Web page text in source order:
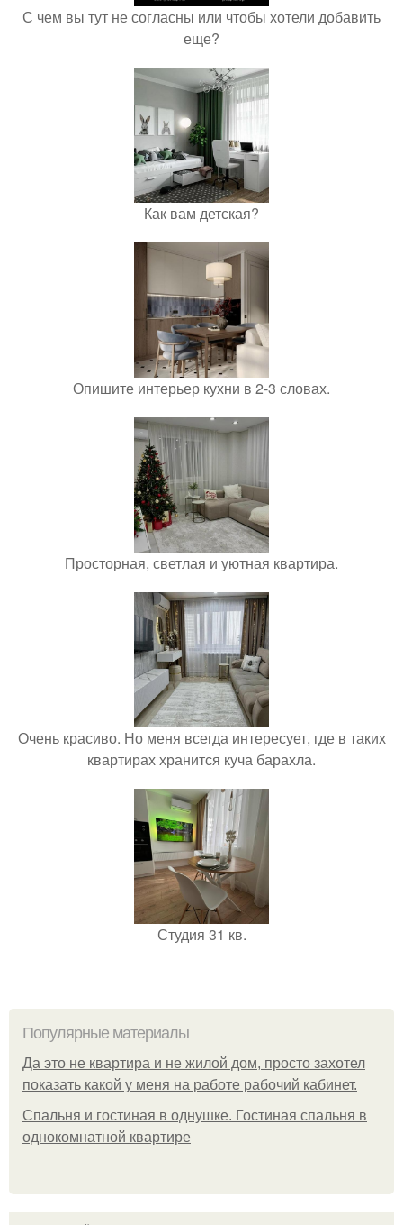
С чем вы тут не согласны или чтобы хотели добавить
еще?
Как вам детская?
Опишите интерьер кухни в 2-3 словах.
Просторная, светлая и уютная квартира.
Очень красиво. Но меня всегда интересует, где в таких
квартирах хранится куча барахла.
Студия 31 кв.
Популярные материалы
Да это не квартира и не жилой дом, просто захотел
показать какой у меня на работе рабочий кабинет.
Спальня и гостиная в однушке. Гостиная спальня в
однокомнатной квартире